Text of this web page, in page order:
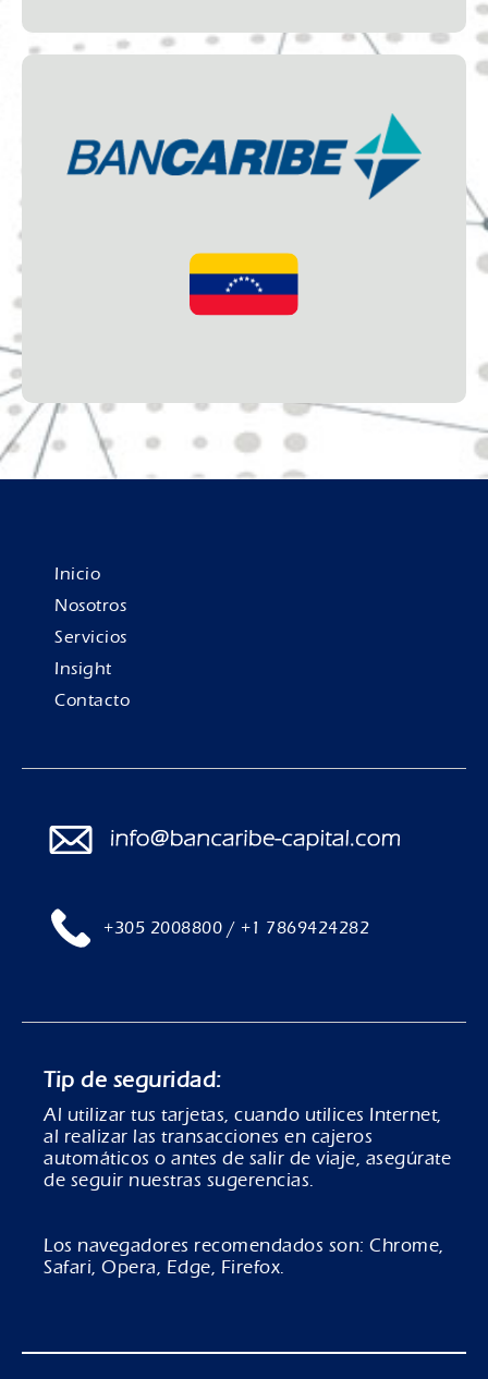
Bancaribe Venezuela
Bancaribe es una institución financiera fundada en el
año 1954 en la ciudad de Puerto Cabello – Venezuela,
por el empresario libanés Nazri David Dao.
servicios financieros, que brindan a sus clientes mayor
comodidad, resguardo de su patrimonio y los acerca a
oportunidades para lograr sus metas.
Inicio
Nosotros
Servicios
Insight
Contacto
+305 2008800 / +1 7869424282
Tip de seguridad:
Al utilizar tus tarjetas, cuando utilices Internet,
al realizar las transacciones en cajeros
automáticos o antes de salir de viaje, asegúrate
de seguir nuestras sugerencias.
Los navegadores recomendados son: Chrome,
Safari, Opera, Edge, Firefox.